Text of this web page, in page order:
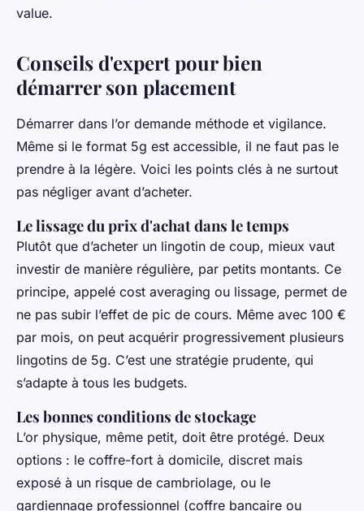
value.
Conseils d'expert pour bien
démarrer son placement
Démarrer dans l’or demande méthode et vigilance.
Même si le format 5g est accessible, il ne faut pas le
prendre à la légère. Voici les points clés à ne surtout
pas négliger avant d’acheter.
Le lissage du prix d'achat dans le temps
Plutôt que d’acheter un lingotin de coup, mieux vaut
investir de manière régulière, par petits montants. Ce
principe, appelé cost averaging ou lissage, permet de
ne pas subir l’effet de pic de cours. Même avec 100 €
par mois, on peut acquérir progressivement plusieurs
lingotins de 5g. C’est une stratégie prudente, qui
s’adapte à tous les budgets.
Les bonnes conditions de stockage
L’or physique, même petit, doit être protégé. Deux
options : le coffre-fort à domicile, discret mais
exposé à un risque de cambriolage, ou le
gardiennage professionnel (coffre bancaire ou